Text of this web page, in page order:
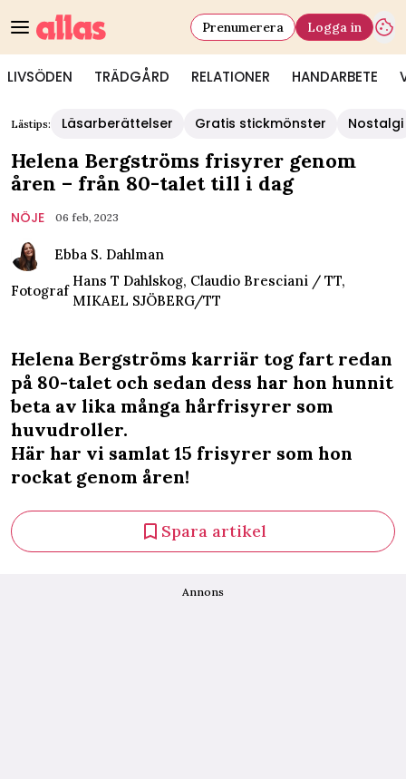
LIVSÖDEN TRÄDGÅRD RELATIONER HANDARBETE
Prenumerera Logga in
Lästips: Läsarberättelser Gratis stickmönster Nostalgi
Helena Bergströms frisyrer genom
åren – från 80-talet till i dag
NÖJE 06 feb, 2023
Ebba S. Dahlman
Fotograf
Hans T Dahlskog, Claudio Bresciani / TT,
MIKAEL SJÖBERG/TT
Helena Bergströms karriär tog fart redan
på 80-talet och sedan dess har hon hunnit
beta av lika många hårfrisyrer som
huvudroller.
Här har vi samlat 15 frisyrer som hon
rockat genom åren!
Spara artikel
Annons